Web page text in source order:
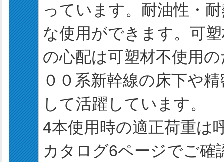
っています。耐油性・
な使用ができます。可
の心配は可塑材不使用
００系新幹線の床下や
して活躍しています。
4本使用時の適正荷重は
カタログ6ページでご確